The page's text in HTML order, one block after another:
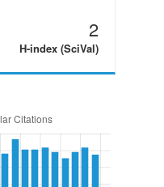
2
H-index (SciVal)